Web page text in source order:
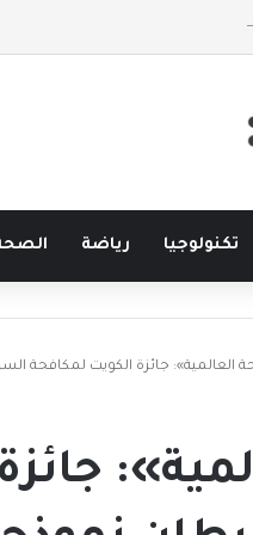
والموج: نصف قرن في مدرسة
تكنولوجيا رياضة
العالمية»: جائزة الكويت لمكافحة